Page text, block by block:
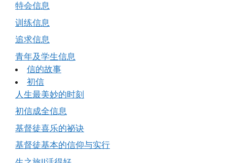
特会信息
训练信息
追求信息
青年及学生信息
信的故事
初信
人生最美妙的时刻
初信成全信息
基督徒喜乐的祕诀
基督徒基本的信仰与实行